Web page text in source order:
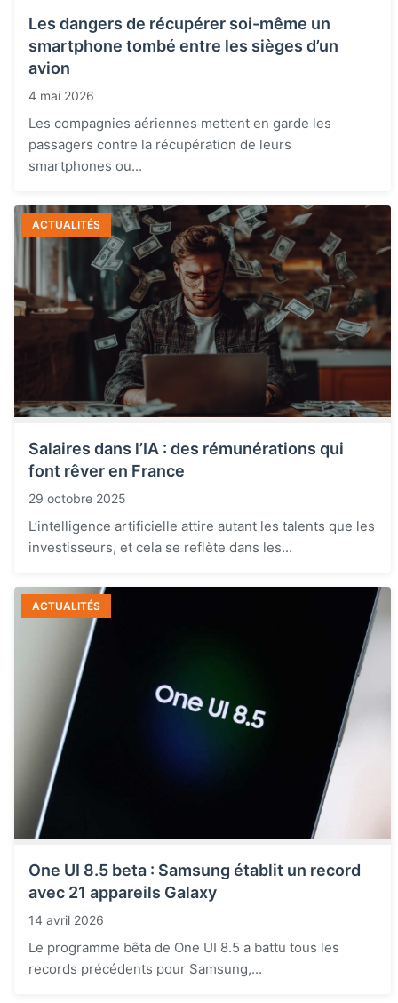
Les dangers de récupérer soi-même un
smartphone tombé entre les sièges d’un
avion
4 mai 2026
Les compagnies aériennes mettent en garde les
passagers contre la récupération de leurs
smartphones ou...
ACTUALITÉS
Salaires dans l’IA : des rémunérations qui
font rêver en France
29 octobre 2025
L’intelligence artificielle attire autant les talents que les
investisseurs, et cela se reflète dans les...
ACTUALITÉS
One UI 8.5 beta : Samsung établit un record
avec 21 appareils Galaxy
14 avril 2026
Le programme bêta de One UI 8.5 a battu tous les
records précédents pour Samsung,...